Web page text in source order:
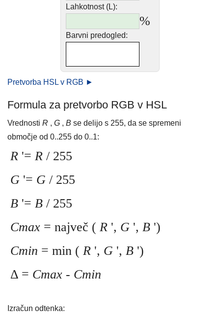
Lahkotnost (L):
%
Barvni predogled:
Pretvorba HSL v RGB ►
Formula za pretvorbo RGB v HSL
Vrednosti R , G , B se delijo s 255, da se spremeni
območje od 0..255 do 0..1:
R '= R / 255
G '= G / 255
B '= B / 255
Cmax = največ ( R ', G ', B ')
Cmin = min ( R ', G ', B ')
Δ = Cmax - Cmin
Izračun odtenka: